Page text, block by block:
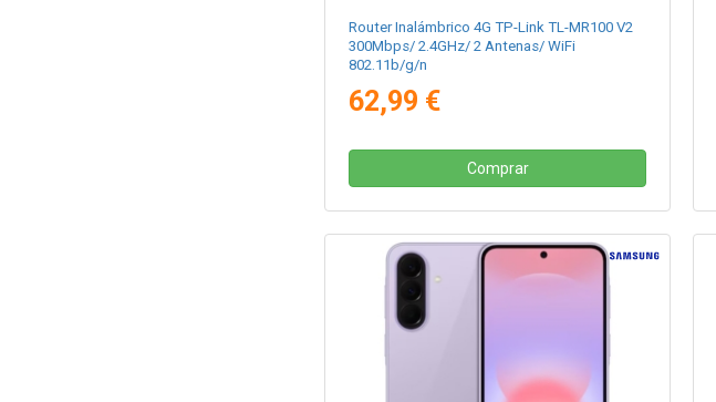
Router Inalámbrico 4G TP-Link TL-MR100 V2
300Mbps/ 2.4GHz/ 2 Antenas/ WiFi
802.11b/g/n
62,99 €
Comprar